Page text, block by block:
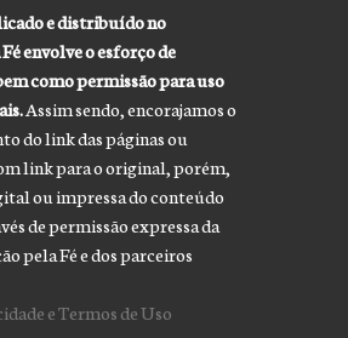
e distribuído no
envolve o esforço de
como permissão para uso
Assim sendo, encorajamos o
do link das páginas ou
link para o original, porém,
ou impressa do conteúdo
de permissão expressa da
pela Fé e dos parceiros
e Termos de Uso